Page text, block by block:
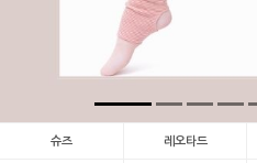
슈즈 레오타드